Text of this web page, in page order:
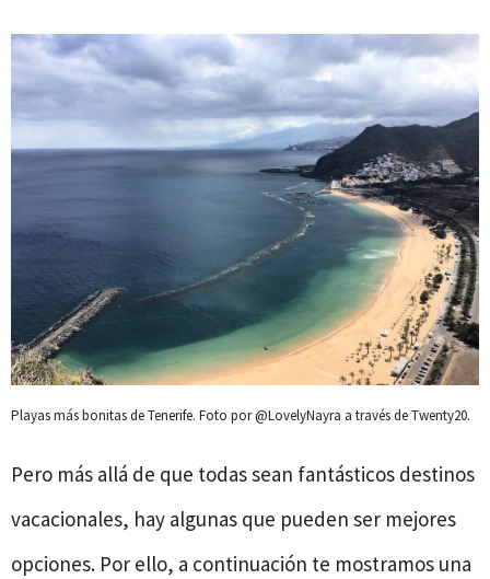
Playas más bonitas de Tenerife. Foto por @LovelyNayra a través de Twenty20.
Pero más allá de que todas sean fantásticos destinos
vacacionales, hay algunas que pueden ser mejores
opciones. Por ello, a continuación te mostramos una